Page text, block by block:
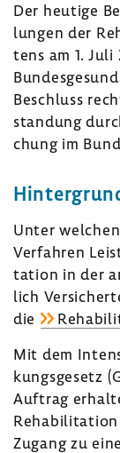
Der heutige
lungen der
tens am 1.
Beschluss
stan­dung
chung im
Unter
Verfahren
ta­tion in der
lich
die
Mit dem
kungs­ge­setz
Auftrag
Reha­bi­li­ta­tion
Zugang zu